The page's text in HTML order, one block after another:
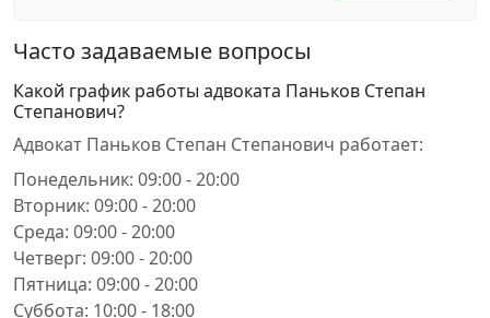
Часто задаваемые вопросы
Какой график работы адвоката Паньков Степан
Степанович?
Адвокат Паньков Степан Степанович работает:
Понедельник: 09:00 - 20:00
Вторник: 09:00 - 20:00
Среда: 09:00 - 20:00
Четверг: 09:00 - 20:00
Пятница: 09:00 - 20:00
Суббота: 10:00 - 18:00